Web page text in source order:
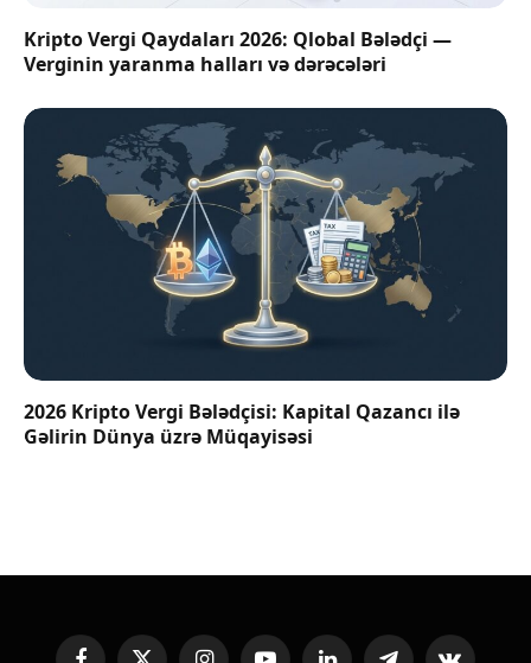
Kripto Vergi Qaydaları 2026: Qlobal Bələdçi —
Verginin yaranma halları və dərəcələri
2026 Kripto Vergi Bələdçisi: Kapital Qazancı ilə
Gəlirin Dünya üzrə Müqayisəsi